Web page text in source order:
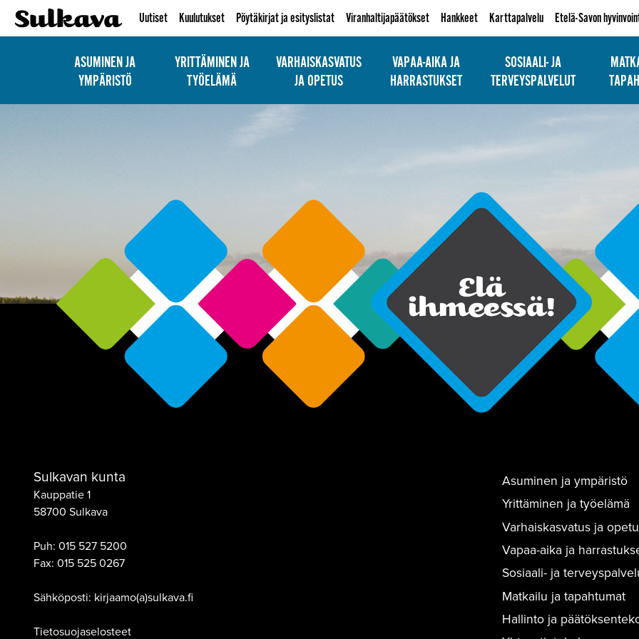
Uutiset Kuulutukset Pöytäkirjat ja esityslistat Viranhaltijapäätökset Hankkeet Karttapalvelu Etelä-Savon
ASUMINEN JA
YMPÄRISTÖ
YRITTÄMINEN JA
TYÖELÄMÄ
VARHAISKASVATUS
JA OPETUS
VAPAA-AIKA JA
HARRASTUKSET
SOSIAALI- JA
TERVEYSPALVELUT
Sulkavan kunta
Kauppatie 1
58700 Sulkava
Puh: 015 527 5200
Fax: 015 525 0267
Sähköposti: kirjaamo(a)sulkava.fi
Tietosuojaselosteet
Asuminen ja ympäristö
Yrittäminen ja työelämä
Varhaiskasvatus ja
Vapaa-aika ja
Sosiaali- ja
Matkailu ja tapahtumat
Hallinto ja